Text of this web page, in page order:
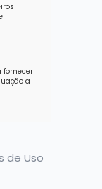
fornecer
a
de Uso